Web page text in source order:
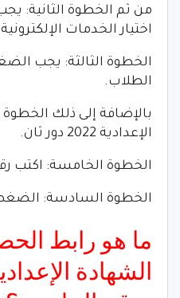
من ثم الخطوة الثانية:
اختيار الخدمات
الخطوة الثالثة: يجب
الطلاب.
بالإضافة إلى ذلك الخطوة
الإعدادية 2022 دور ثان.
الخطوة الخامسة: اكتب
الخطوة السادسة:
ما هو رابط